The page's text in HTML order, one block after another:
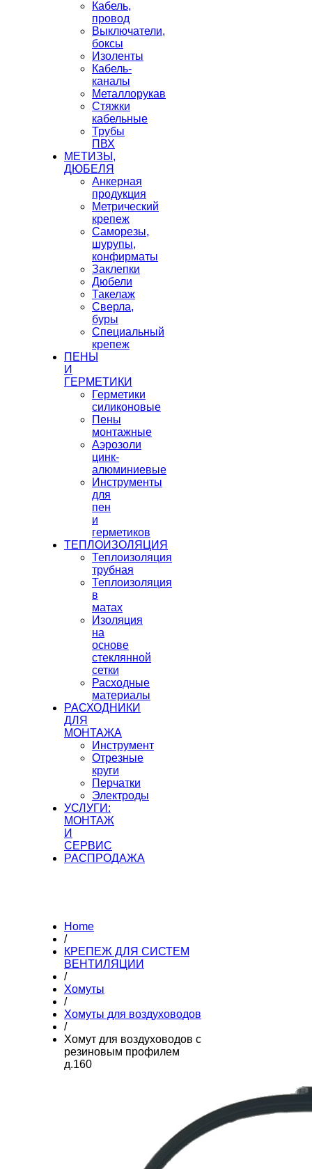
Кабель,
провод
Выключатели,
боксы
Изоленты
Кабель-
каналы
Металлорукав
Стяжки
кабельные
Трубы
ПВХ
МЕТИЗЫ,
ДЮБЕЛЯ
Анкерная
продукция
Метрический
крепеж
Саморезы,
шурупы,
конфирматы
Заклепки
Дюбели
Такелаж
Сверла,
буры
Специальный
крепеж
ПЕНЫ
И
ГЕРМЕТИКИ
Герметики
силиконовые
Пены
монтажные
Аэрозоли
цинк-
алюминиевые
Инструменты
для
пен
и
герметиков
ТЕПЛОИЗОЛЯЦИЯ
Теплоизоляция
трубная
Теплоизоляция
в
матах
Изоляция
на
основе
стеклянной
сетки
Расходные
материалы
РАСХОДНИКИ
ДЛЯ
МОНТАЖА
Инструмент
Отрезные
круги
Перчатки
Электроды
УСЛУГИ:
МОНТАЖ
И
СЕРВИС
РАСПРОДАЖА
Home
/
КРЕПЕЖ ДЛЯ СИСТЕМ
ВЕНТИЛЯЦИИ
/
Хомуты
/
Хомуты для воздуховодов
/
Хомут для воздуховодов с
резиновым профилем
д.160